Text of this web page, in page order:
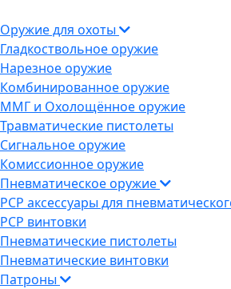
Оружие для охоты
Гладкоствольное оружие
Нарезное оружие
Комбинированное оружие
ММГ и Охолощённое оружие
Травматические пистолеты
Сигнальное оружие
Комиссионное оружие
Пневматическое оружие
PCP аксессуары для
PCP винтовки
Пневматические пистолеты
Пневматические винтовки
Патроны